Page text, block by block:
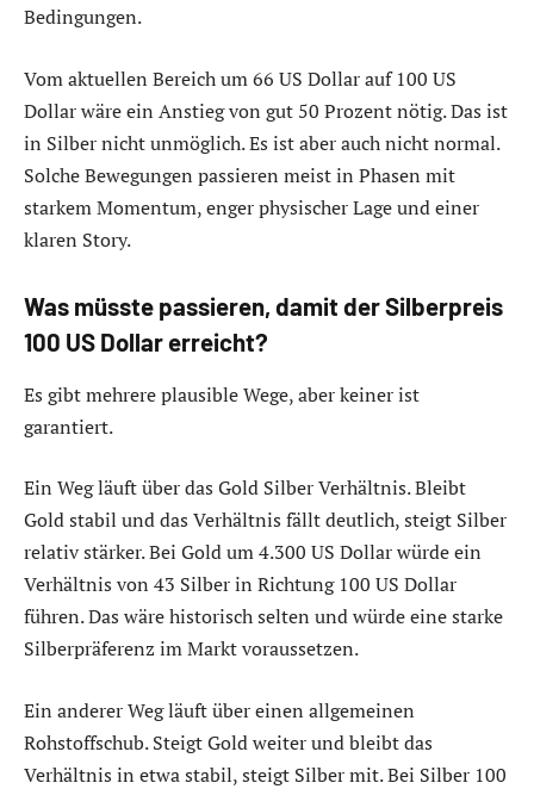
Bedingungen.
Vom aktuellen Bereich um 66 US Dollar auf 100 US
Dollar wäre ein Anstieg von gut 50 Prozent nötig. Das ist
in Silber nicht unmöglich. Es ist aber auch nicht normal.
Solche Bewegungen passieren meist in Phasen mit
starkem Momentum, enger physischer Lage und einer
klaren Story.
Was müsste passieren, damit der Silberpreis
100 US Dollar erreicht?
Es gibt mehrere plausible Wege, aber keiner ist
garantiert.
Ein Weg läuft über das Gold Silber Verhältnis. Bleibt
Gold stabil und das Verhältnis fällt deutlich, steigt Silber
relativ stärker. Bei Gold um 4.300 US Dollar würde ein
Verhältnis von 43 Silber in Richtung 100 US Dollar
führen. Das wäre historisch selten und würde eine starke
Silberpräferenz im Markt voraussetzen.
Ein anderer Weg läuft über einen allgemeinen
Rohstoffschub. Steigt Gold weiter und bleibt das
Verhältnis in etwa stabil, steigt Silber mit. Bei Silber 100